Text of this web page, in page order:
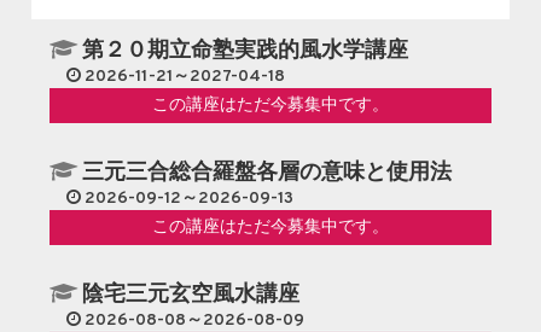
第２０期立命塾実践的風水学講座
2026-11-21～2027-04-18
この講座はただ今募集中です。
三元三合総合羅盤各層の意味と使用法
2026-09-12～2026-09-13
この講座はただ今募集中です。
陰宅三元玄空風水講座
2026-08-08～2026-08-09